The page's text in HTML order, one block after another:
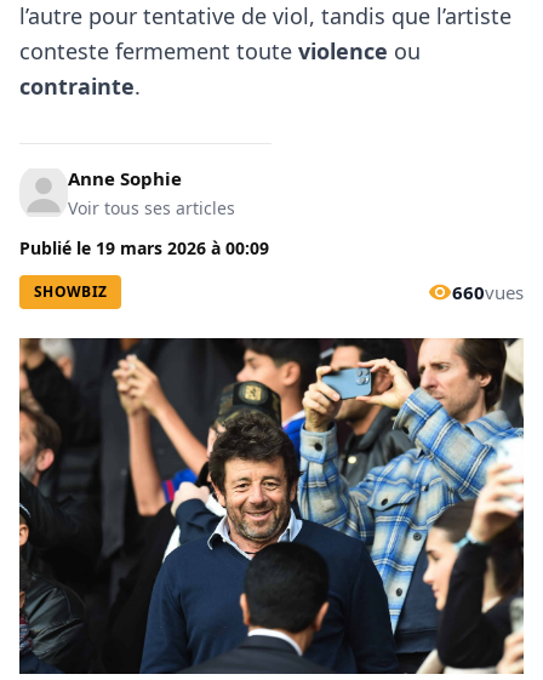
l’autre pour tentative de viol, tandis que l’artiste
conteste fermement toute violence ou
contrainte.
Anne Sophie
Voir tous ses articles
Publié le 19 mars 2026 à 00:09
SHOWBIZ 660vues